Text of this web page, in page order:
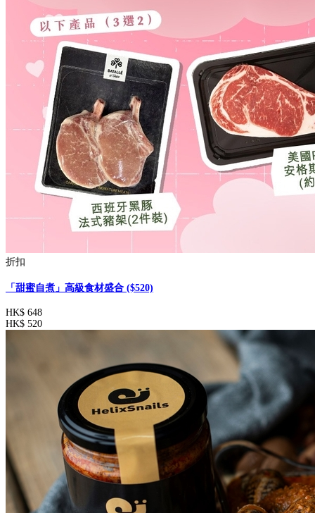
折扣
「甜蜜自煮」高級食材盛合 ($520)
HK$ 648
HK$ 520